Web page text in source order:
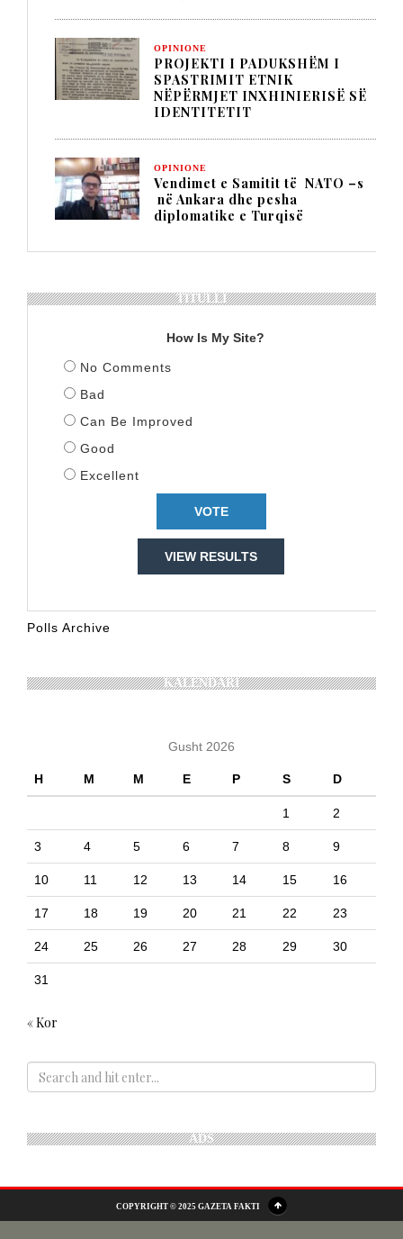
OPINIONE
PROJEKTI I PADUKSHËM I
SPASTRIMIT ETNIK
NËPËRMJET INXHINIERISË SË
IDENTITETIT
OPINIONE
Vendimet e Samitit të NATO –s
në Ankara dhe pesha
diplomatike e Turqisë
TITULLI
How Is My Site?
No Comments
Bad
Can Be Improved
Good
Excellent
VIEW RESULTS
Polls Archive
KALENDARI
Gusht 2026
H M M E P S D
1 2
3 4 5 6 7 8 9
10 11 12 13 14 15 16
17 18 19 20 21 22 23
24 25 26 27 28 29 30
31
« Kor
ADS
COPYRIGHT © 2025 GAZETA FAKTI